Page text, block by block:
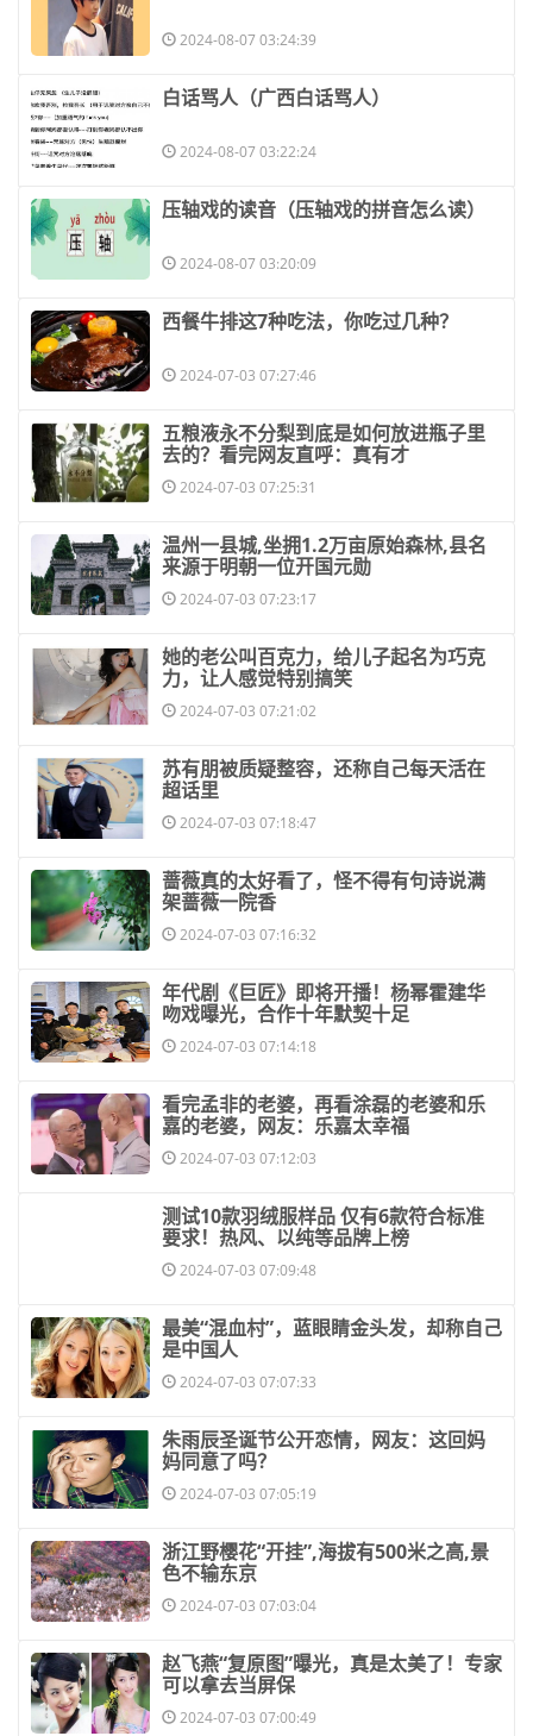
2024-08-07 03:24:39
​白话骂人（广西白话骂人）
2024-08-07 03:22:24
​压轴戏的读音（压轴戏的拼音怎么读）
2024-08-07 03:20:09
​西餐牛排这7种吃法，你吃过几种？
2024-07-03 07:27:46
​五粮液永不分梨到底是如何放进瓶子里
去的？看完网友直呼：真有才
2024-07-03 07:25:31
​温州一县城,坐拥1.2万亩原始森林,县名
来源于明朝一位开国元勋
2024-07-03 07:23:17
​她的老公叫百克力，给儿子起名为巧克
力，让人感觉特别搞笑
2024-07-03 07:21:02
​苏有朋被质疑整容，还称自己每天活在
超话里
2024-07-03 07:18:47
​蔷薇真的太好看了，怪不得有句诗说满
架蔷薇一院香
2024-07-03 07:16:32
​年代剧《巨匠》即将开播！杨幂霍建华
吻戏曝光，合作十年默契十足
2024-07-03 07:14:18
​看完孟非的老婆，再看涂磊的老婆和乐
嘉的老婆，网友：乐嘉太幸福
2024-07-03 07:12:03
​测试10款羽绒服样品 仅有6款符合标准
要求！热风、以纯等品牌上榜
2024-07-03 07:09:48
​最美“混血村”，蓝眼睛金头发，却称自己
是中国人
2024-07-03 07:07:33
​朱雨辰圣诞节公开恋情，网友：这回妈
妈同意了吗？
2024-07-03 07:05:19
​浙江野樱花“开挂”,海拔有500米之高,景
色不输东京
2024-07-03 07:03:04
​赵飞燕“复原图”曝光，真是太美了！专家
可以拿去当屏保
2024-07-03 07:00:49